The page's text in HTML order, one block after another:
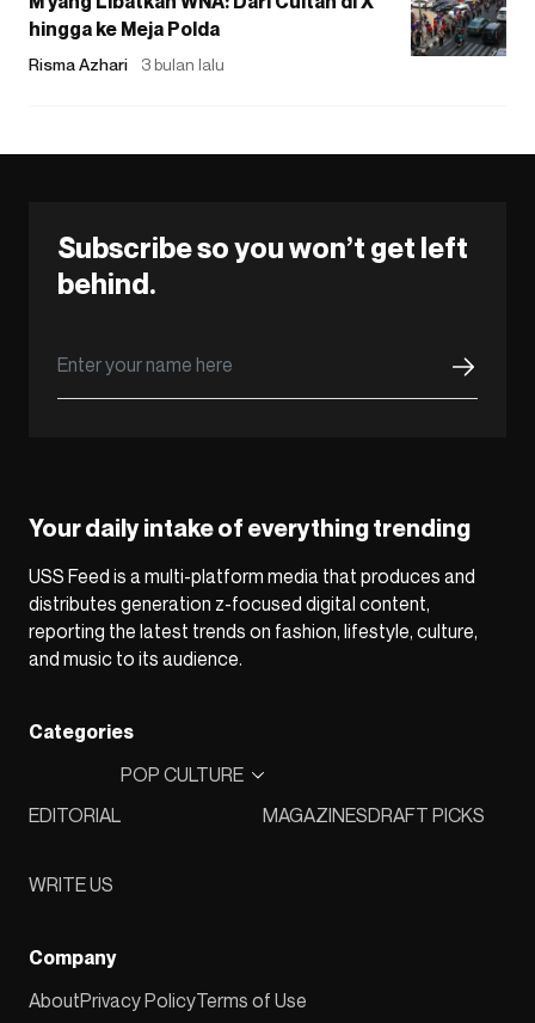
hingga ke Meja Polda
Risma Azhari 3 bulan lalu
Subscribe so you won’t get left
behind.
Your daily intake of everything trending
USS Feed is a multi-platform media that produces and
distributes generation z-focused digital content,
reporting the latest trends on fashion, lifestyle, culture,
and music to its audience.
Categories
EDITORIAL
POP CULTURE
MAGAZINESDRAFT PICKS
WRITE US
Company
AboutPrivacy PolicyTerms of Use